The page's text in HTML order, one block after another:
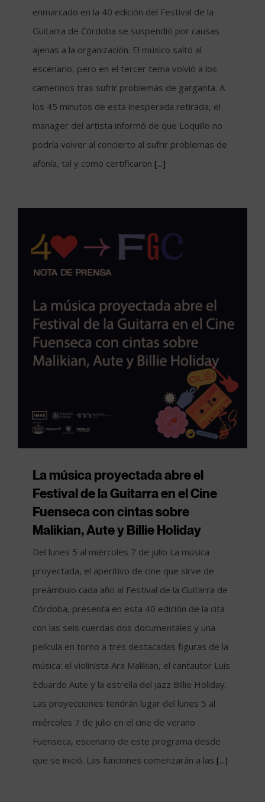
enmarcado en la 40 edición del Festival de la
Guitarra de Córdoba se suspendió por causas
ajenas a la organización. El músico saltó al
escenario, pero en el tercer tema volvió a los
camerinos tras sufrir problemas de garganta. A
los 45 minutos de esta inesperada retirada, el
manager del artista informó de que Loquillo no
podría volver al concierto al sufrir problemas de
afonía, tal y como certificaron [...]
La música proyectada abre el
Festival de la Guitarra en el Cine
Fuenseca con cintas sobre
Malikian, Aute y Billie Holiday
Del lunes 5 al miércoles 7 de julio La música
proyectada, el aperitivo de cine que sirve de
preámbulo cada año al Festival de la Guitarra de
Córdoba, presenta en esta 40 edición de la cita
con las seis cuerdas dos documentales y una
película en torno a tres destacadas figuras de la
música: el violinista Ara Malikian, el cantautor Luis
Eduardo Aute y la estrella del jazz Billie Holiday.
Las proyecciones tendrán lugar del lunes 5 al
miércoles 7 de julio en el cine de verano
Fuenseca, escenario de este programa desde
que se inició. Las funciones comenzarán a las [...]